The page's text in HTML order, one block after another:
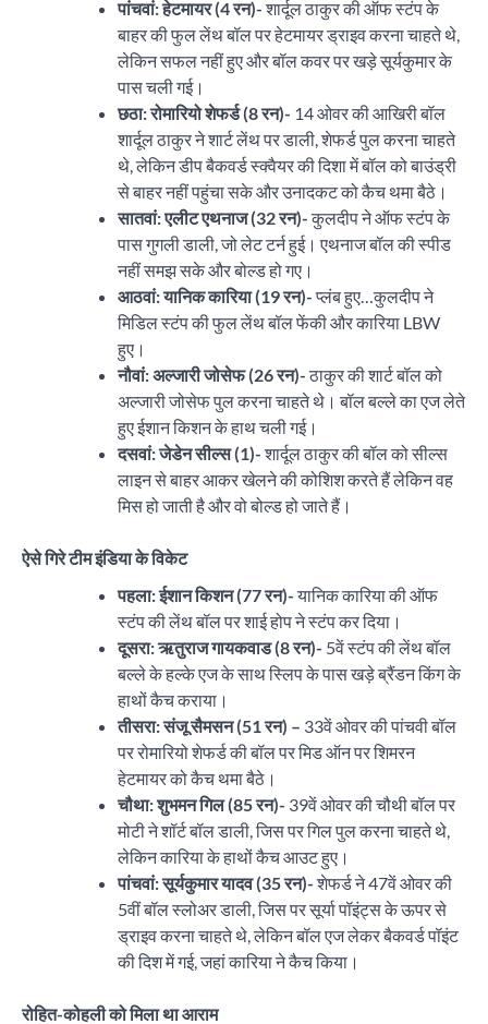
पांचवां: हेटमायर (4 रन)-शार्दूल ठाकुर की ऑफ स्टंप के
बाहर की फुल लेंथ बॉल पर हेटमायर ड्राइव करना चाहते थे,
लेकिन सफल नहीं हुए और बॉल कवर पर खड़े सूर्यकुमार के
पास चली गई।
छठा: रोमारियो शेफर्ड (8 रन)- 14 ओवर की आखिरी बॉल
शार्दूल ठाकुर ने शार्ट लेंथ पर डाली, शेफर्ड पुल करना चाहते
थे, लेकिन डीप बैकवर्ड स्क्वैयर की दिशा में बॉल को बाउंड्री
से बाहर नहीं पहुंचा सके और उनादकट को कैच थमा बैठे।
सातवां: एलीट एथनाज (32 रन)-कुलदीप ने ऑफ स्टंप के
पास गुगली डाली, जो लेट टर्न हुई। एथनाज बॉल की स्पीड
नहीं समझ सके और बोल्ड हो गए।
आठवां: यानिक कारिया (19 रन)-प्लंब हुए…कुलदीप ने
मिडिल स्टंप की फुल लेंथ बॉल फेंकी और कारिया LBW
हुए।
नौवां: अल्जारी जोसेफ (26 रन)-ठाकुर की शार्ट बॉल को
अल्जारी जोसेफ पुल करना चाहते थे। बॉल बल्ले का एज लेते
हुए ईशान किशन के हाथ चली गई।
दसवां: जेडेन सील्स (1)-शार्दूल ठाकुर की बॉल को सील्स
लाइन से बाहर आकर खेलने की कोशिश करते हैं लेकिन वह
मिस हो जाती है और वो बोल्ड हो जाते हैं।
ऐसे गिरे टीम इंडिया के विकेट
पहला: ईशान किशन (77 रन)-यानिक कारिया की ऑफ
स्टंप की लेंथ बॉल पर शाई होप ने स्टंप कर दिया।
दूसरा: ऋतुराज गायकवाड (8 रन)- 5वें स्टंप की लेंथ बॉल
बल्ले के हल्के एज के साथ स्लिप के पास खड़े ब्रैंडन किंग के
हाथों कैच कराया।
तीसरा: संजू सैमसन (51 रन) – 33वें ओवर की पांचवी बॉल
पर रोमारियो शेफर्ड की बॉल पर मिड ऑन पर शिमरन
हेटमायर को कैच थमा बैठे।
चौथा: शुभमन गिल (85 रन)- 39वें ओवर की चौथी बॉल पर
मोटी ने शॉर्ट बॉल डाली, जिस पर गिल पुल करना चाहते थे,
लेकिन कारिया के हाथों कैच आउट हुए।
पांचवां:सूर्यकुमार यादव (35 रन)-शेफर्ड ने 47वें ओवर की
5वीं बॉल स्लोअर डाली, जिस पर सूर्या पॉइंट्स के ऊपर से
ड्राइव करना चाहते थे, लेकिन बॉल एज लेकर बैकवर्ड पॉइंट
की दिश में गई, जहां कारिया ने कैच किया।
रोहित-कोहली को मिला था आराम